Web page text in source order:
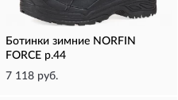
Ботинки зимние NORFIN
FORCE р.44
7 118 руб.